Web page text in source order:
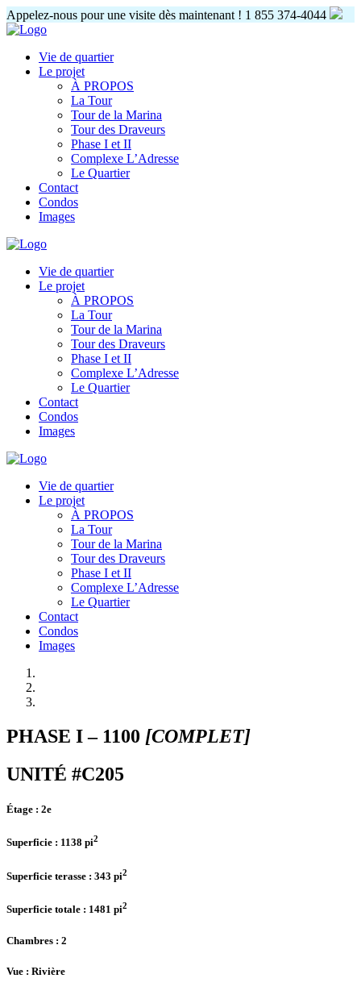
Appelez-nous pour une visite dès maintenant ! 1 855 374-4044
Vie de quartier
Le projet
À PROPOS
La Tour
Tour de la Marina
Tour des Draveurs
Phase I et II
Complexe L’Adresse
Le Quartier
Contact
Condos
Images
Vie de quartier
Le projet
À PROPOS
La Tour
Tour de la Marina
Tour des Draveurs
Phase I et II
Complexe L’Adresse
Le Quartier
Contact
Condos
Images
Vie de quartier
Le projet
À PROPOS
La Tour
Tour de la Marina
Tour des Draveurs
Phase I et II
Complexe L’Adresse
Le Quartier
Contact
Condos
Images
PHASE I – 1100 [COMPLET]
UNITÉ #C205
Étage : 2e
Superficie : 1138 pi2
Superficie terasse : 343 pi2
Superficie totale : 1481 pi2
Chambres : 2
Vue : Rivière